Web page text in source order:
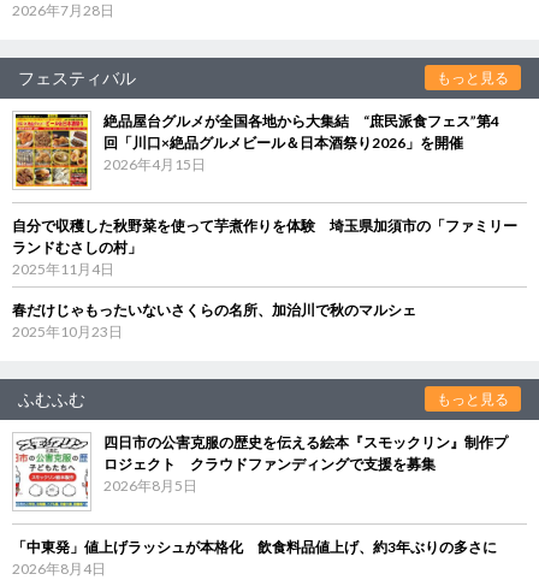
2026年7月28日
フェスティバル もっと見る
絶品屋台グルメが全国各地から大集結 “庶民派食フェス”第4
回「川口×絶品グルメビール＆日本酒祭り2026」を開催
2026年4月15日
自分で収穫した秋野菜を使って芋煮作りを体験 埼玉県加須市の「ファミリー
ランドむさしの村」
2025年11月4日
春だけじゃもったいないさくらの名所、加治川で秋のマルシェ
2025年10月23日
ふむふむ もっと見る
四日市の公害克服の歴史を伝える絵本『スモックリン』制作プ
ロジェクト クラウドファンディングで支援を募集
2026年8月5日
「中東発」値上げラッシュが本格化 飲食料品値上げ、約3年ぶりの多さに
2026年8月4日